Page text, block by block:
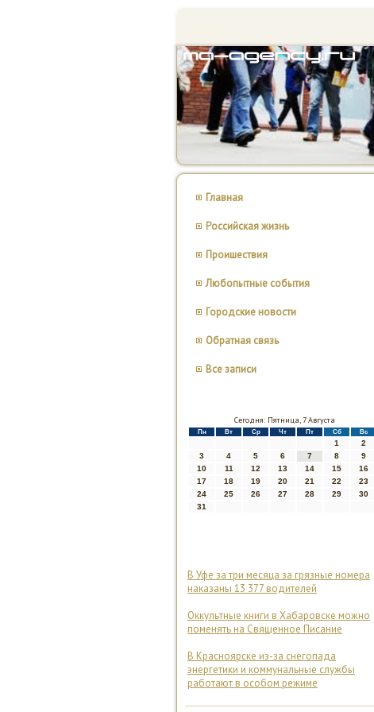
Главная
Российская жизнь
Проишествия
Любопытные события
Городские новости
Обратная связь
Все записи
Сегодня: Пятница, 7 Августа
Пн Вт Ср Чт Пт Сб Вс
1
2
3
4 5 6 7 8
9
10
11 12 13 14 15
16
17
18 19 20 21 22
23
24
25 26 27 28 29
30
31
В Уфе за три месяца за грязные номера
наказаны 13 377 водителей
Оккультные книги в Хабаровске можно
поменять на Священное Писание
В Красноярске из-за снегопада
энергетики и коммунальные службы
работают в особом режиме